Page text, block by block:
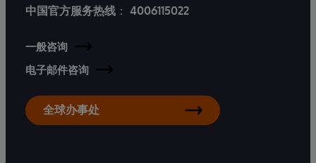
中国官方服务热线 ： 4006115022
一般咨询
电子邮件咨询
全球办事处